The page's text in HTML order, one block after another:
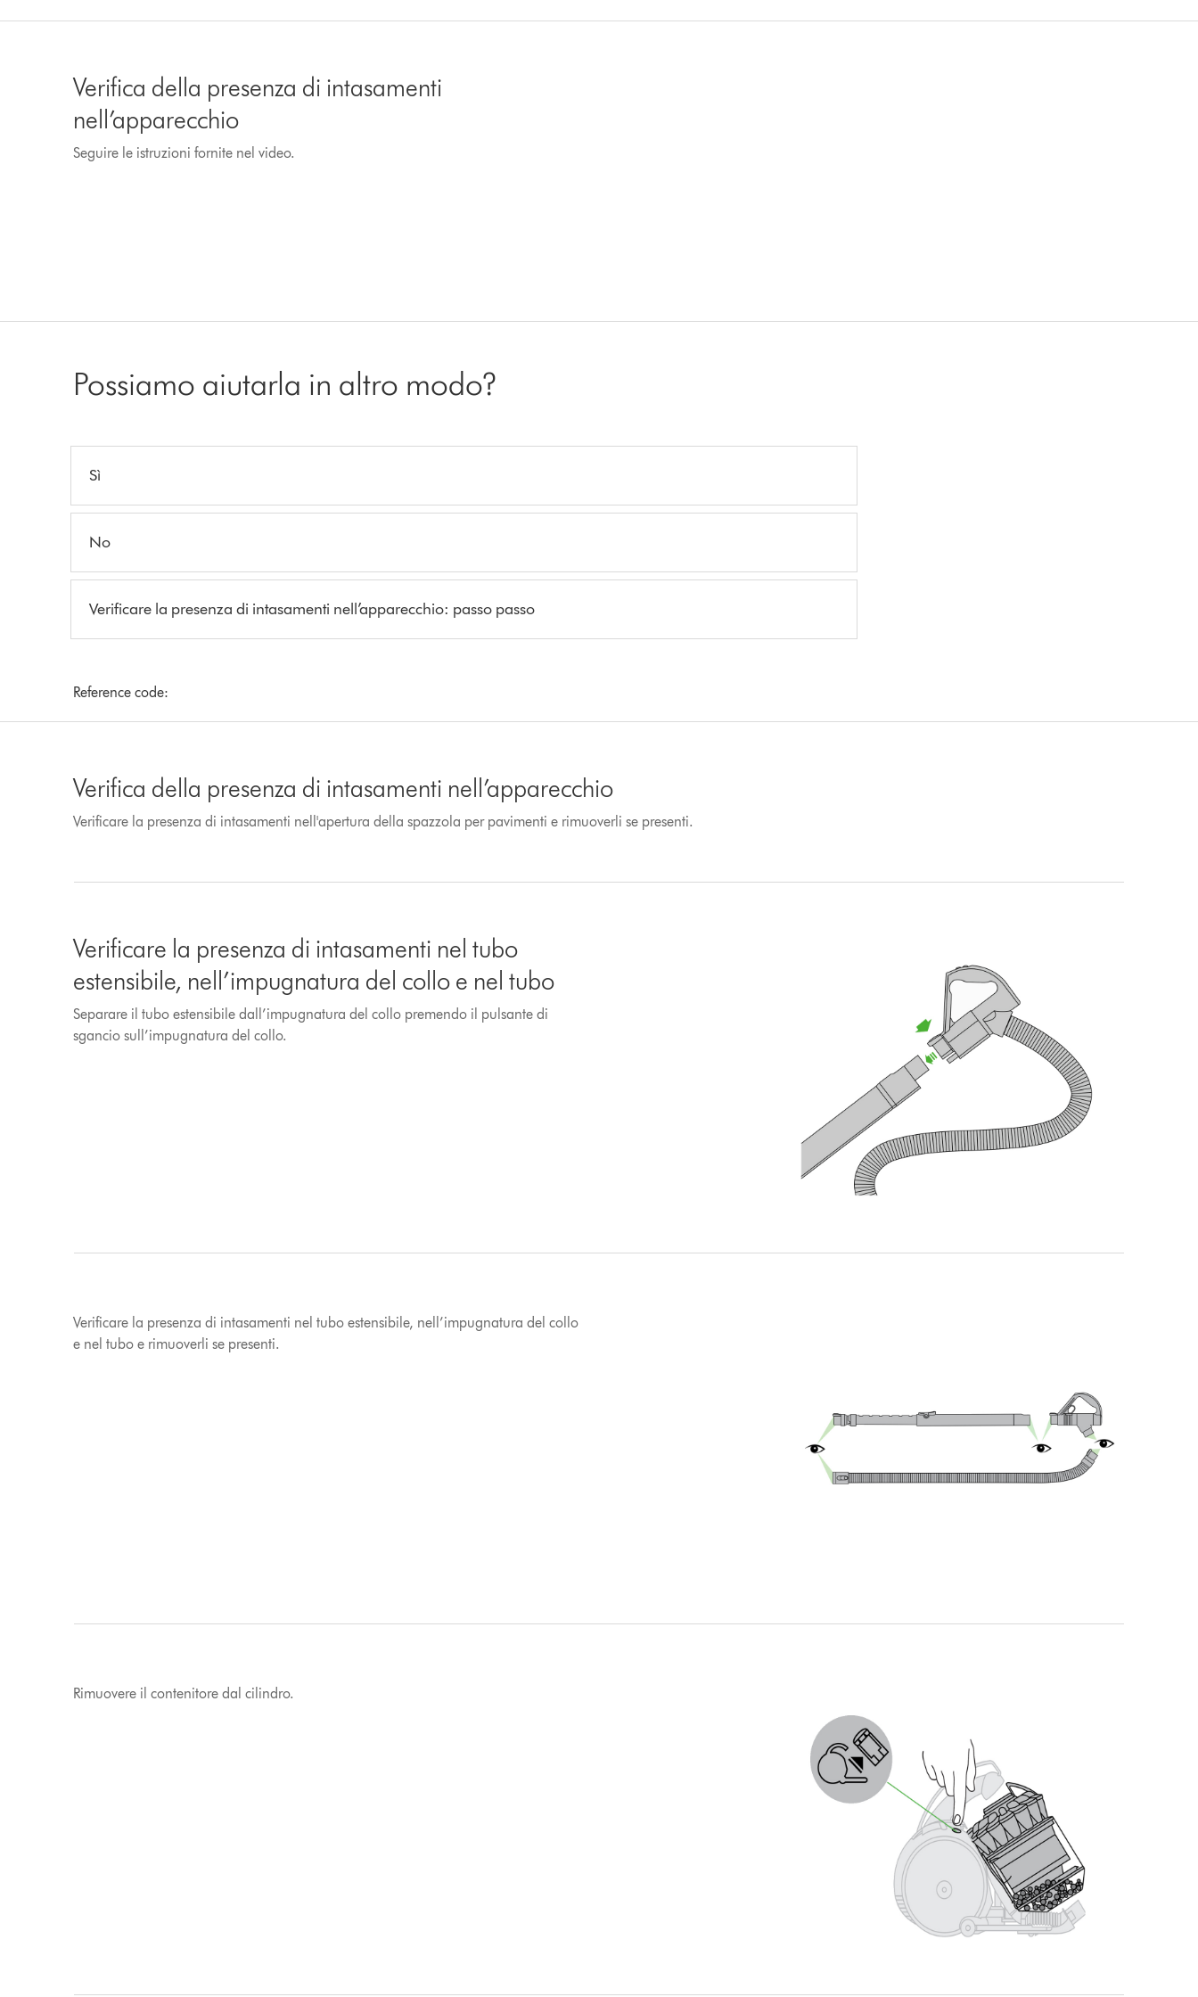
Verifica della presenza di intasamenti
nell’apparecchio
Seguire le istruzioni fornite nel video.
Possiamo aiutarla in altro modo?
Sì
No
Verificare la presenza di intasamenti nell’apparecchio: passo passo
Reference code:
Verifica della presenza di intasamenti nell’apparecchio
Verificare la presenza di intasamenti nell'apertura della spazzola per pavimenti e rimuoverli se presenti.
Verificare la presenza di intasamenti nel tubo
estensibile, nell’impugnatura del collo e nel tubo
Separare il tubo estensibile dall’impugnatura del collo premendo il pulsante di
sgancio sull’impugnatura del collo.
Verificare la presenza di intasamenti nel tubo estensibile, nell’impugnatura del collo
e nel tubo e rimuoverli se presenti.
Rimuovere il contenitore dal cilindro.